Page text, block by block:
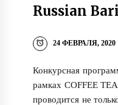
Russian
24 ФЕВРАЛЯ, 2020
Конкурсная
рамках COFFEE
проводится не